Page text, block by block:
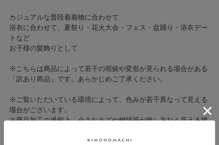
カジュアルな普段着着物に合わせて
浴衣に合わせて、夏祭り・花火大会・フェス・盆踊り・浴衣デー
トなど
お子様の髪飾りとして
※こちらは商品によって若干の瑕疵や変形が見られる場合がある
「訳あり商品」です。あらかじめご了承ください。
※ご覧いただいている環境によって、色みが若干異なって見える
場合がございます。
※商品加工の過程上、小さなキズや糊跡等が致し方なく見える場
※一つ一つ手作りのため、商品によって配置やサイズが若干前後